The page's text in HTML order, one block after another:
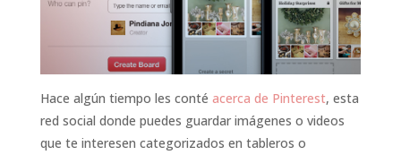
Hace algún tiempo les conté acerca de Pinterest, esta
red social donde puedes guardar imágenes o videos
que te interesen categorizados en tableros o